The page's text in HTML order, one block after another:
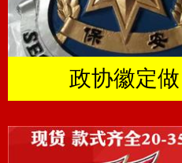
政协徽定做